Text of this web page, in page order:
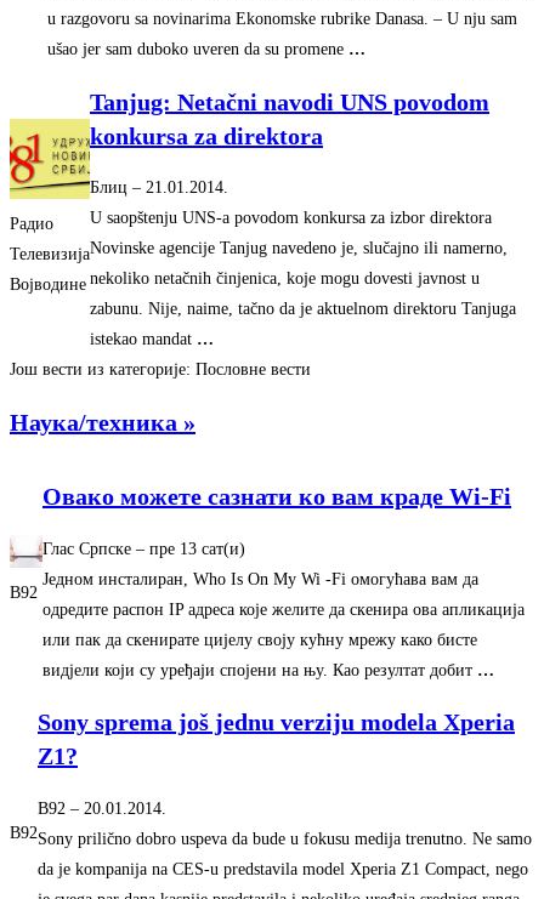
u razgovoru sa novinarima Ekonomske rubrike Danasa. – U nju sam
ušao jer sam duboko uveren da su promene …
Радио
Телевизија
Војводине
Tanjug: Netačni navodi UNS povodom
konkursa za direktora
Блиц – ‎21.01.2014.‎
U saopštenju UNS-a povodom konkursa za izbor direktora
Novinske agencije Tanjug navedeno je, slučajno ili namerno,
nekoliko netačnih činjenica, koje mogu dovesti javnost u
zabunu. Nije, naime, tačno da je aktuelnom direktoru Tanjuga
istekao mandat …
Још вести из категорије: Пословне вести
Наука/техника »
B92
Овако можете сазнати ко вам краде Wi-Fi
Глас Српске – ‎пре 13 сат(и)‎
Једном инсталиран, Who Is On My Wi -Fi омогућава вам да
одредите распон IP адреса које желите да скенира ова апликација
или пак да скенирате цијелу своју кућну мрежу како бисте
видјели који су уређаји спојени на њу. Као резултат добит …
B92
Sony sprema još jednu verziju modela Xperia
Z1?
B92 – ‎20.01.2014.‎
Sony prilično dobro uspeva da bude u fokusu medija trenutno. Ne samo
da je kompanija na CES-u predstavila model Xperia Z1 Compact, nego